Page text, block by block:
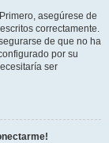
asegúrese de
correctamente.
de que no ha
por su
ser